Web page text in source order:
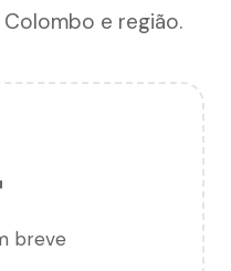
e região.
breve